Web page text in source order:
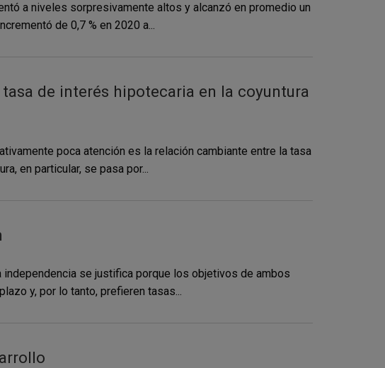
a niveles sorpresivamente altos y alcanzó en promedio un
de 0,7 % en 2020 a...
de interés hipotecaria en la coyuntura
poca atención es la relación cambiante entre la tasa
en particular, se pasa por...
se justifica porque los objetivos de ambos
y, por lo tanto, prefieren tasas...